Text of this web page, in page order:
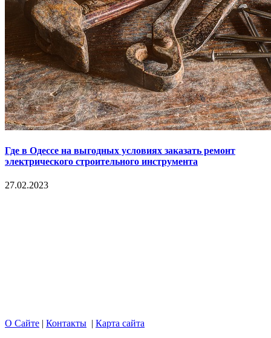
Где в Одессе на выгодных условиях заказать ремонт
электрического строительного инструмента
27.02.2023
О Сайте | Контакты | Карта сайта